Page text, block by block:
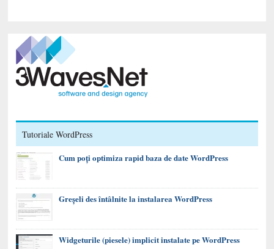
Tutoriale WordPress
Cum poți optimiza rapid baza de date WordPress
Greșeli des întâlnite la instalarea WordPress
Widgeturile (piesele) implicit instalate pe WordPress